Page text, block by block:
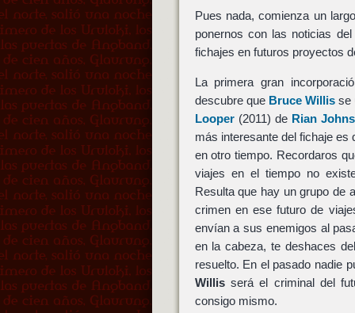
Pues nada, comienza un
ponernos con las noticias
fichajes en futuros proyectos
La primera gran
descubre que Bruce Willisse
Looper(2011) de Rian
más interesante del fichaje es
en otro tiempo. Recordaros
viajes en el tiempo no
Resulta que hay un grupo de
crimen en ese futuro de
envían a sus enemigos al
en la cabeza, te deshaces
resuelto. En el pasado nadie
Willisserá el criminal del
consigo mismo.